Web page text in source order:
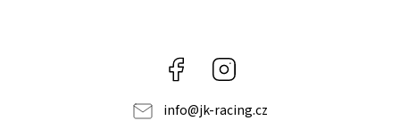
Facebook
info@jk-racing.cz